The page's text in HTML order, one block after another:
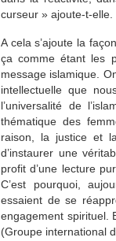
curseur » ajoute-t-elle.
A cela s’ajoute la
ça comme étant les
message islamique.
intellectuelle que
l’universalité de
thématique des
raison, la justice et
d’instaurer une
profit d’une lecture
C’est pourquoi,
essaient de se
engagement spirituel.
(Groupe international